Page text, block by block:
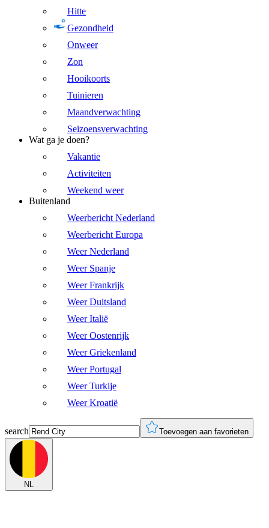
Hitte
Gezondheid
Onweer
Zon
Hooikoorts
Tuinieren
Maandverwachting
Seizoensverwachting
Wat ga je doen?
Vakantie
Activiteiten
Weekend weer
Buitenland
Weerbericht Nederland
Weerbericht Europa
Weer Nederland
Weer Spanje
Weer Frankrijk
Weer Duitsland
Weer Italië
Weer Oostenrijk
Weer Griekenland
Weer Portugal
Weer Turkije
Weer Kroatië
search Toevoegen aan favorieten
NL